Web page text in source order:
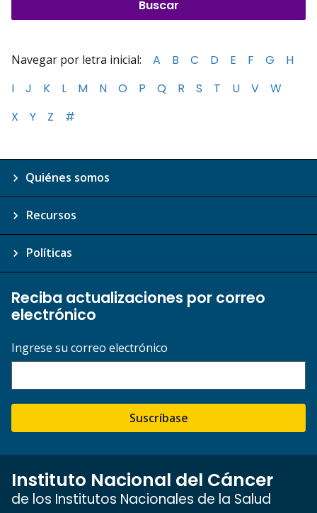
Navegar por letra inicial: A B C D E F G
H
I
J K L M N O P Q R S T U V
W
X
Y Z #
Quiénes somos
Recursos
Políticas
Reciba actualizaciones por correo
electrónico
Ingrese su correo electrónico
Suscríbase
Instituto Nacional del Cáncer
de los Institutos Nacionales de la Salud